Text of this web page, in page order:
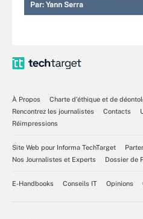
Par: Yann Serra
À Propos
Charte d’éthique et de
Rencontrez les journalistes
Contacts
Réimpressions
Site Web pour Informa TechTarget
Nos Journalistes et Experts
Dossier de
E-Handbooks Conseils IT Opinions